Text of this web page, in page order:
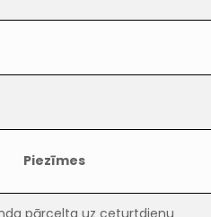
Piezīmes
pārcelta uz ceturtdienu